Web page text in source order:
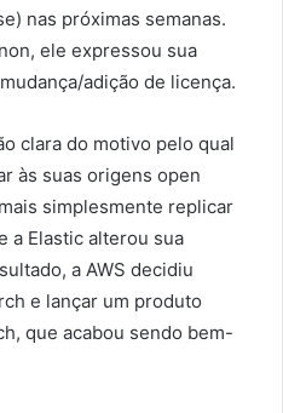
nas próximas semanas.
ele expressou sua
adição de licença.
clara do motivo pelo qual
às suas origens open
simplesmente replicar
a Elastic alterou sua
a AWS decidiu
e lançar um produto
que acabou sendo bem-